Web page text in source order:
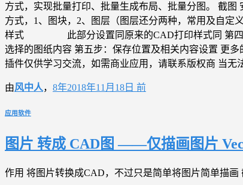
方式，实现批量打印、批量生成布局、批量分图。
方式，1、图块，2、图层（图层还分两种，常用及
样式 此部分设置同原来的CAD打印样式同 第
选择的图纸内容 第五步：保存位置及相关内容设置 更多
插件仅供学习交流，如需商业应用，请联系版权商 当
由风中人， 8年2018年11月18日 前
应用软件
图片 转成 CAD图 ——仅描画图片
作用 将图片转换成CAD，不过只是简单将图片简单描画